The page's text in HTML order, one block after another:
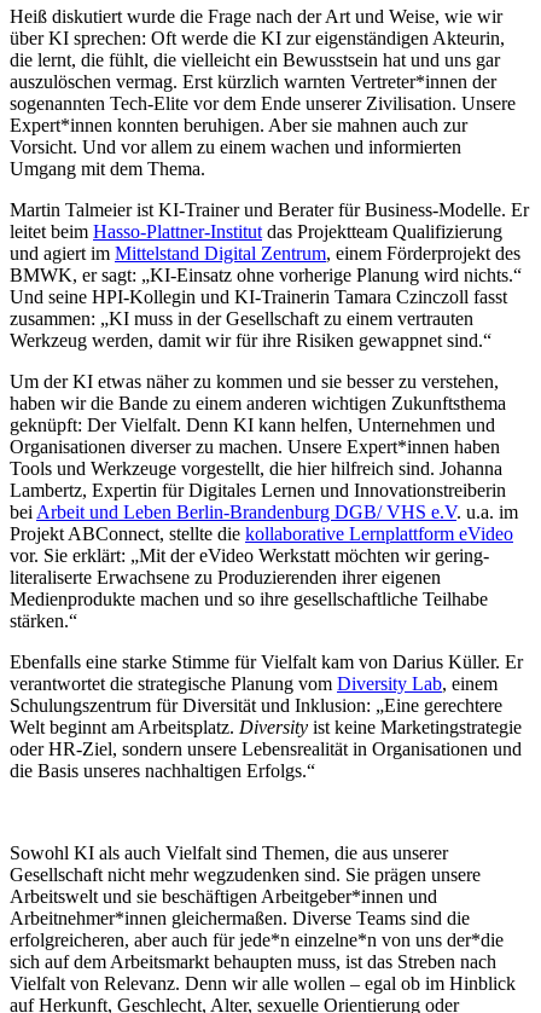
Heiß diskutiert wurde die Frage nach der Art und Weise, wie wir
über KI sprechen: Oft werde die KI zur eigenständigen Akteurin,
die lernt, die fühlt, die vielleicht ein Bewusstsein hat und uns gar
auszulöschen vermag. Erst kürzlich warnten Vertreter*innen der
sogenannten Tech-Elite vor dem Ende unserer Zivilisation. Unsere
Expert*innen konnten beruhigen. Aber sie mahnen auch zur
Vorsicht. Und vor allem zu einem wachen und informierten
Umgang mit dem Thema.
Martin Talmeier ist KI-Trainer und Berater für Business-Modelle. Er
leitet beim Hasso-Plattner-Institut das Projektteam Qualifizierung
und agiert im Mittelstand Digital Zentrum, einem Förderprojekt des
BMWK, er sagt: „KI-Einsatz ohne vorherige Planung wird nichts.“
Und seine HPI-Kollegin und KI-Trainerin Tamara Czinczoll fasst
zusammen: „KI muss in der Gesellschaft zu einem vertrauten
Werkzeug werden, damit wir für ihre Risiken gewappnet sind.“
Um der KI etwas näher zu kommen und sie besser zu verstehen,
haben wir die Bande zu einem anderen wichtigen Zukunftsthema
geknüpft: Der Vielfalt. Denn KI kann helfen, Unternehmen und
Organisationen diverser zu machen. Unsere Expert*innen haben
Tools und Werkzeuge vorgestellt, die hier hilfreich sind. Johanna
Lambertz, Expertin für Digitales Lernen und Innovationstreiberin
bei Arbeit und Leben Berlin-Brandenburg DGB/ VHS e.V. u.a. im
Projekt ABConnect, stellte die kollaborative Lernplattform eVideo
vor. Sie erklärt: „Mit der eVideo Werkstatt möchten wir gering-
literaliserte Erwachsene zu Produzierenden ihrer eigenen
Medienprodukte machen und so ihre gesellschaftliche Teilhabe
stärken.“
Ebenfalls eine starke Stimme für Vielfalt kam von Darius Küller. Er
verantwortet die strategische Planung vom Diversity Lab, einem
Schulungszentrum für Diversität und Inklusion: „Eine gerechtere
Welt beginnt am Arbeitsplatz. Diversity ist keine Marketingstrategie
oder HR-Ziel, sondern unsere Lebensrealität in Organisationen und
die Basis unseres nachhaltigen Erfolgs.“
Sowohl KI als auch Vielfalt sind Themen, die aus unserer
Gesellschaft nicht mehr wegzudenken sind. Sie prägen unsere
Arbeitswelt und sie beschäftigen Arbeitgeber*innen und
Arbeitnehmer*innen gleichermaßen. Diverse Teams sind die
erfolgreicheren, aber auch für jede*n einzelne*n von uns der*die
sich auf dem Arbeitsmarkt behaupten muss, ist das Streben nach
Vielfalt von Relevanz. Denn wir alle wollen – egal ob im Hinblick
auf Herkunft, Geschlecht, Alter, sexuelle Orientierung oder